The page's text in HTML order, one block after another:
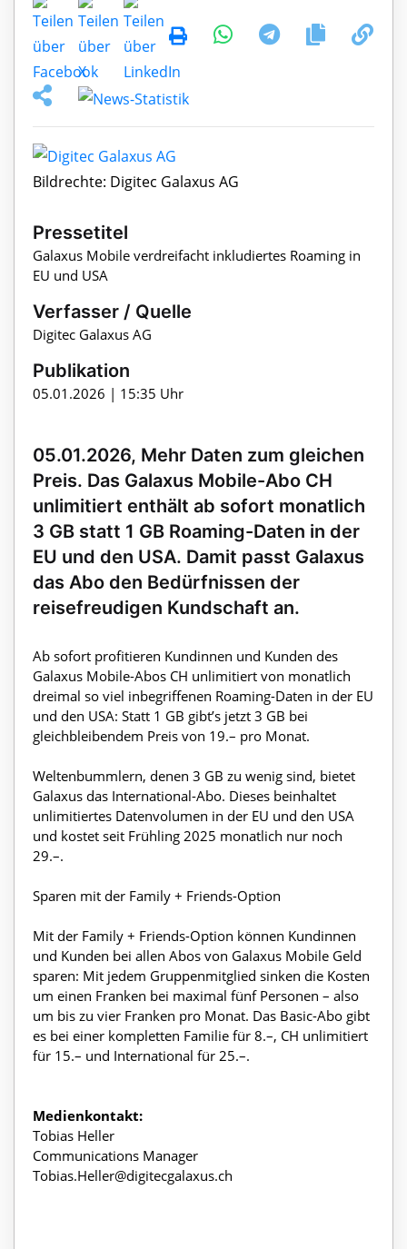
Bildrechte: Digitec Galaxus AG
Pressetitel
Galaxus Mobile verdreifacht inkludiertes Roaming in
EU und USA
Verfasser / Quelle
Digitec Galaxus AG
Publikation
05.01.2026 | 15:35 Uhr
05.01.2026, Mehr Daten zum gleichen
Preis. Das Galaxus Mobile-Abo CH
unlimitiert enthält ab sofort monatlich
3 GB statt 1 GB Roaming-Daten in der
EU und den USA. Damit passt Galaxus
das Abo den Bedürfnissen der
reisefreudigen Kundschaft an.
Ab sofort profitieren Kundinnen und Kunden des
Galaxus Mobile-Abos CH unlimitiert von monatlich
dreimal so viel inbegriffenen Roaming-Daten in der EU
und den USA: Statt 1 GB gibt’s jetzt 3 GB bei
gleichbleibendem Preis von 19.– pro Monat.
Weltenbummlern, denen 3 GB zu wenig sind, bietet
Galaxus das International-Abo. Dieses beinhaltet
unlimitiertes Datenvolumen in der EU und den USA
und kostet seit Frühling 2025 monatlich nur noch
29.–.
Sparen mit der Family + Friends-Option
Mit der Family + Friends-Option können Kundinnen
und Kunden bei allen Abos von Galaxus Mobile Geld
sparen: Mit jedem Gruppenmitglied sinken die Kosten
um einen Franken bei maximal fünf Personen – also
um bis zu vier Franken pro Monat. Das Basic-Abo gibt
es bei einer kompletten Familie für 8.–, CH unlimitiert
für 15.– und International für 25.–.
Medienkontakt:
Tobias Heller
Communications Manager
Tobias.Heller@digitecgalaxus.ch